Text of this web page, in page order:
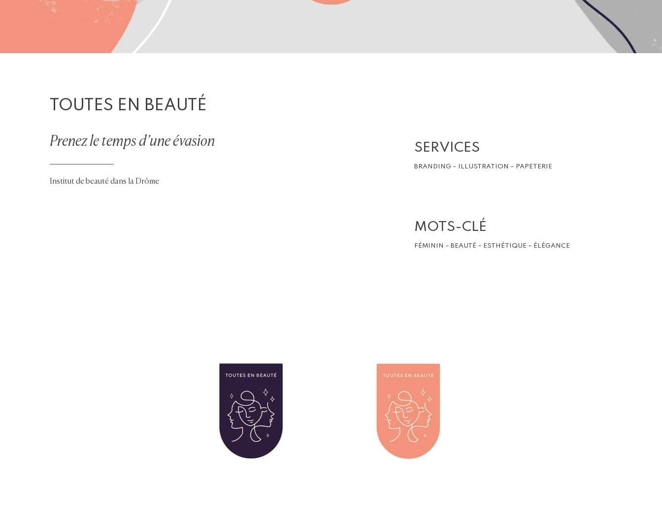
TOUTES EN BEAUTÉ
Prenez le temps d’une évasion
Institut de beauté dans la Drôme
SERVICES
BRANDING – ILLUSTRATION – PAPETERIE
MOTS-CLÉ
FÉMININ – BEAUTÉ – ESTHÉTIQUE – ÉLÉGANCE